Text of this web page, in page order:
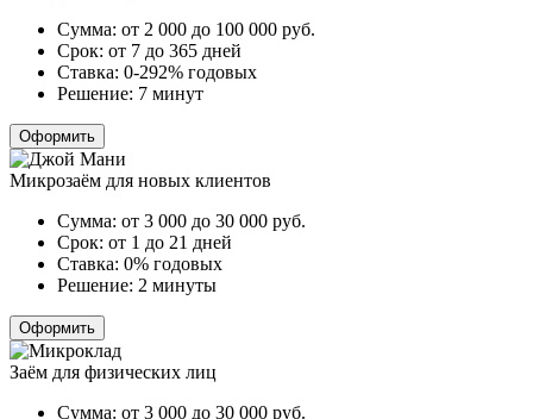
Сумма: от 2 000 до 100 000 руб.
Срок: от 7 до 365 дней
Ставка: 0-292% годовых
Решение: 7 минут
Оформить
Микрозаём для новых клиентов
Сумма: от 3 000 до 30 000 руб.
Срок: от 1 до 21 дней
Ставка: 0% годовых
Решение: 2 минуты
Оформить
Заём для физических лиц
Сумма: от 3 000 до 30 000 руб.